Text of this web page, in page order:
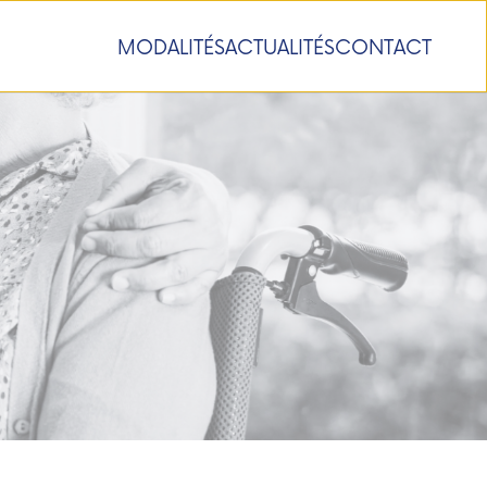
MODALITÉSACTUALITÉSCONTACT